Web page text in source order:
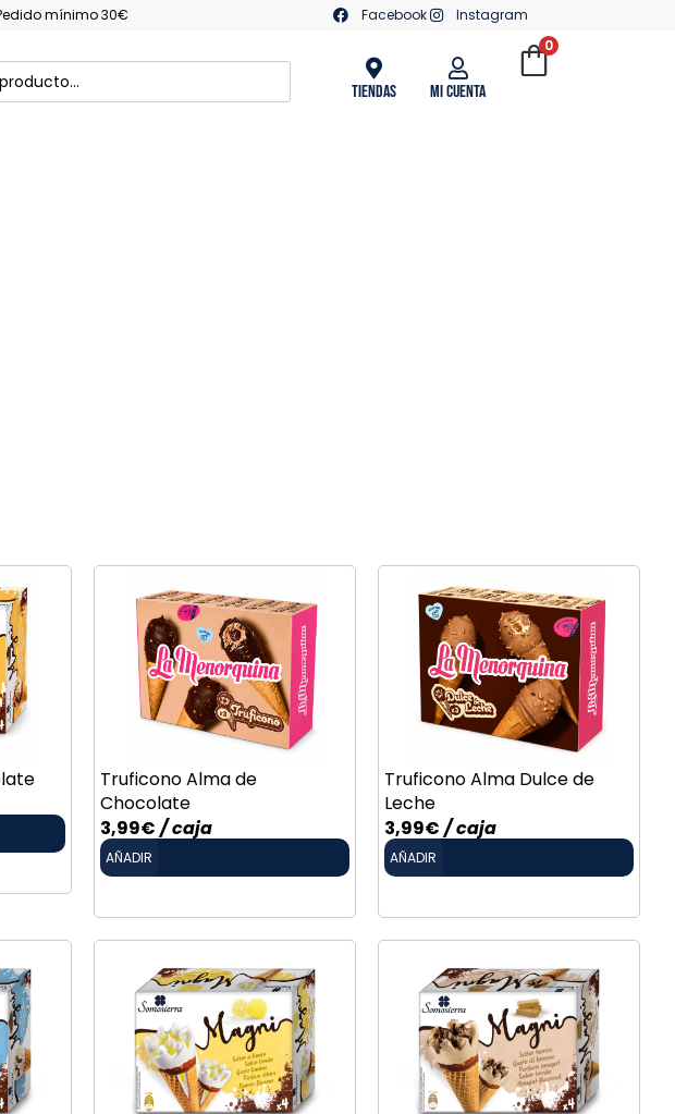
mínimo 30€ Facebook Instagram
Tiendas Mi Cuenta
0
Truficono Alma de
Chocolate
3,99€/ caja
AÑADIR
Truficono Alma Dulce de
Leche
3,99€/ caja
AÑADIR